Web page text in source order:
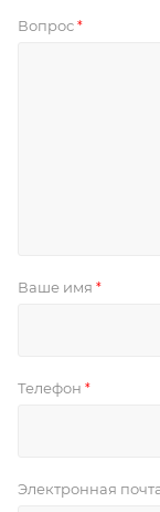
Вопрос *
Ваше имя *
Телефон *
Электронная